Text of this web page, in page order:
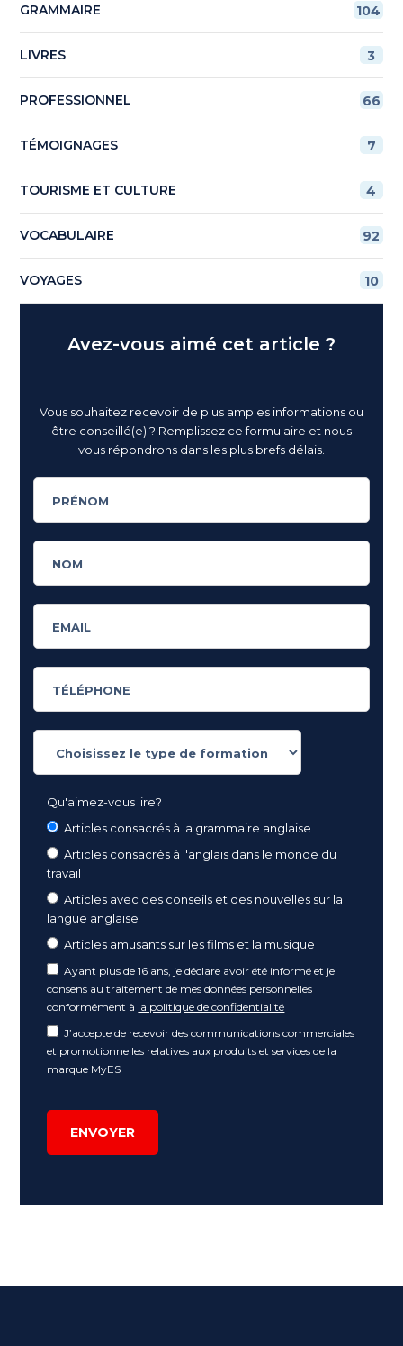
GRAMMAIRE 104
LIVRES 3
PROFESSIONNEL 66
TÉMOIGNAGES 7
TOURISME ET CULTURE 4
VOCABULAIRE 92
VOYAGES 10
Avez-vous aimé cet article ?
Vous souhaitez recevoir de plus amples informations ou
être conseillé(e) ? Remplissez ce formulaire et nous
vous répondrons dans les plus brefs délais.
Qu'aimez-vous lire?
Articles consacrés à la grammaire anglaise
Articles consacrés à l'anglais dans le monde du
travail
Articles avec des conseils et des nouvelles sur la
langue anglaise
Articles amusants sur les films et la musique
Ayant plus de 16 ans, je déclare avoir été informé et je
consens au traitement de mes données personnelles
conformément à la politique de confidentialité
J’accepte de recevoir des communications commerciales
et promotionnelles relatives aux produits et services de la
marque MyES
ENVOYER